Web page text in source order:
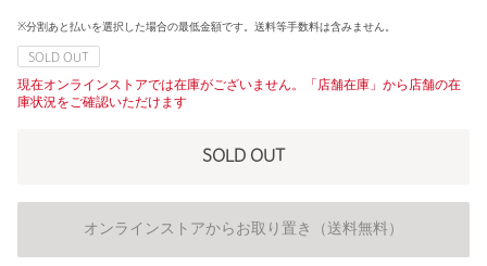
※分割あと払いを選択した場合の最低金額です。送料等手数料は含みません。
SOLD OUT
現在オンラインストアでは在庫がございません。「店舗在庫」から店舗の在
庫状況をご確認いただけます
SOLD OUT
オンラインストアからお取り置き（送料無料）